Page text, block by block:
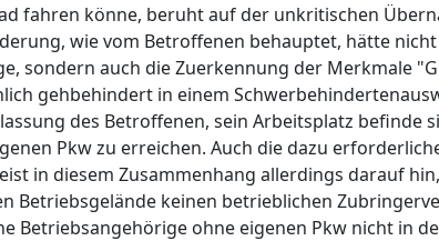
fahren könne, beruht auf der unkritischen
wie vom Betroffenen behauptet, hätte
sondern auch die Zuerkennung der Merkmale
gehbehindert in einem
des Betroffenen, sein Arbeitsplatz befinde
Pkw zu erreichen. Auch die dazu
in diesem Zusammenhang allerdings darauf
Betriebsgelände keinen betrieblichen
Betriebsangehörige ohne eigenen Pkw nicht in